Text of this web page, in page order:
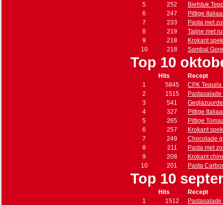
5
252
Biefstuk
6
247
Pittige
7
233
Pasta met
8
219
Tajine met
9
218
Krokant
10
218 Sambal
Top 10
Hits
Recept
1
5845
CPK
2
1515
3
541
4
327
Pittige
5
265
Pittige
6
257
Krokant
7
249
Chocolade
8
211
Pasta met
9
208
Krokant
10
201 Pasta
Top 10
Hits
Recept
1
1512